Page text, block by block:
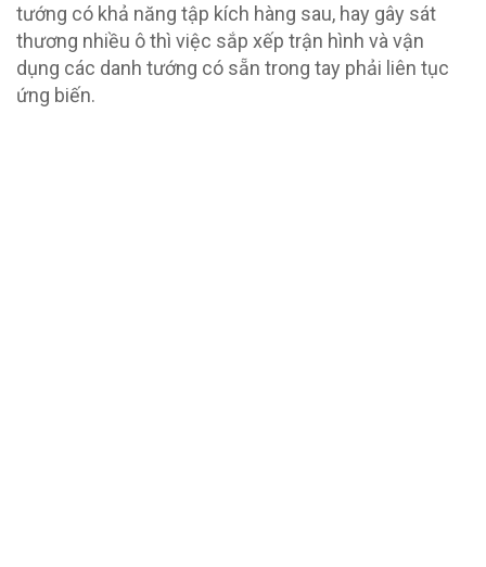
tướng có khả năng tập kích hàng sau, hay gây sát
thương nhiều ô thì việc sắp xếp trận hình và vận
dụng các danh tướng có sẵn trong tay phải liên tục
ứng biến.